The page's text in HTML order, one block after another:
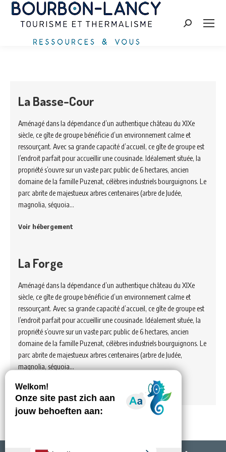
Zoeken:
La Basse-Cour
Aménagé dans la dépendance d’un authentique château du XIXe
siècle, ce gîte de groupe bénéficie d’un environnement calme et
ressourçant. Avec sa grande capacité d’accueil, ce gîte de groupe est
l’endroit parfait pour accueillir une cousinade. Idéalement située, la
propriété s’ouvre sur un vaste parc public de 6 hectares, ancien
domaine de la famille Puzenat, célèbres industriels bourguignons. Le
parc abrite de majestueux arbres centenaires (arbre de Judée,
magnolia, séquoia…
Voir hébergement
La Forge
Aménagé dans la dépendance d’un authentique château du XIXe
siècle, ce gîte de groupe bénéficie d’un environnement calme et
ressourçant. Avec sa grande capacité d’accueil, ce gîte de groupe est
l’endroit parfait pour accueillir une cousinade. Idéalement située, la
propriété s’ouvre sur un vaste parc public de 6 hectares, ancien
domaine de la famille Puzenat, célèbres industriels bourguignons. Le
parc abrite de majestueux arbres centenaires (arbre de Judée,
magnolia, séquoia…
Voir hébergement